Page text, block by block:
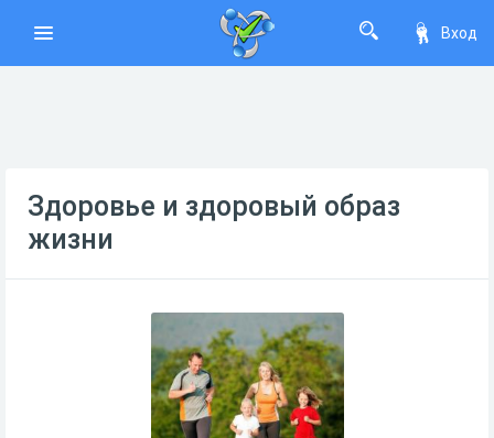
Вход
Здоровье и здоровый образ
жизни